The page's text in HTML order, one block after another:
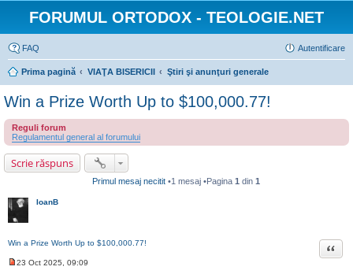
FORUMUL ORTODOX - TEOLOGIE.NET
FAQ Autentificare
Prima pagină VIAŢA BISERICII Ştiri şi anunţuri generale
Win a Prize Worth Up to $100,000.77!
Reguli forum
Regulamentul general al forumului
Scrie răspuns
Primul mesaj necitit •1 mesaj •Pagina1 din1
IoanB
Win a Prize Worth Up to $100,000.77! Citat
23 Oct 2025, 09:09